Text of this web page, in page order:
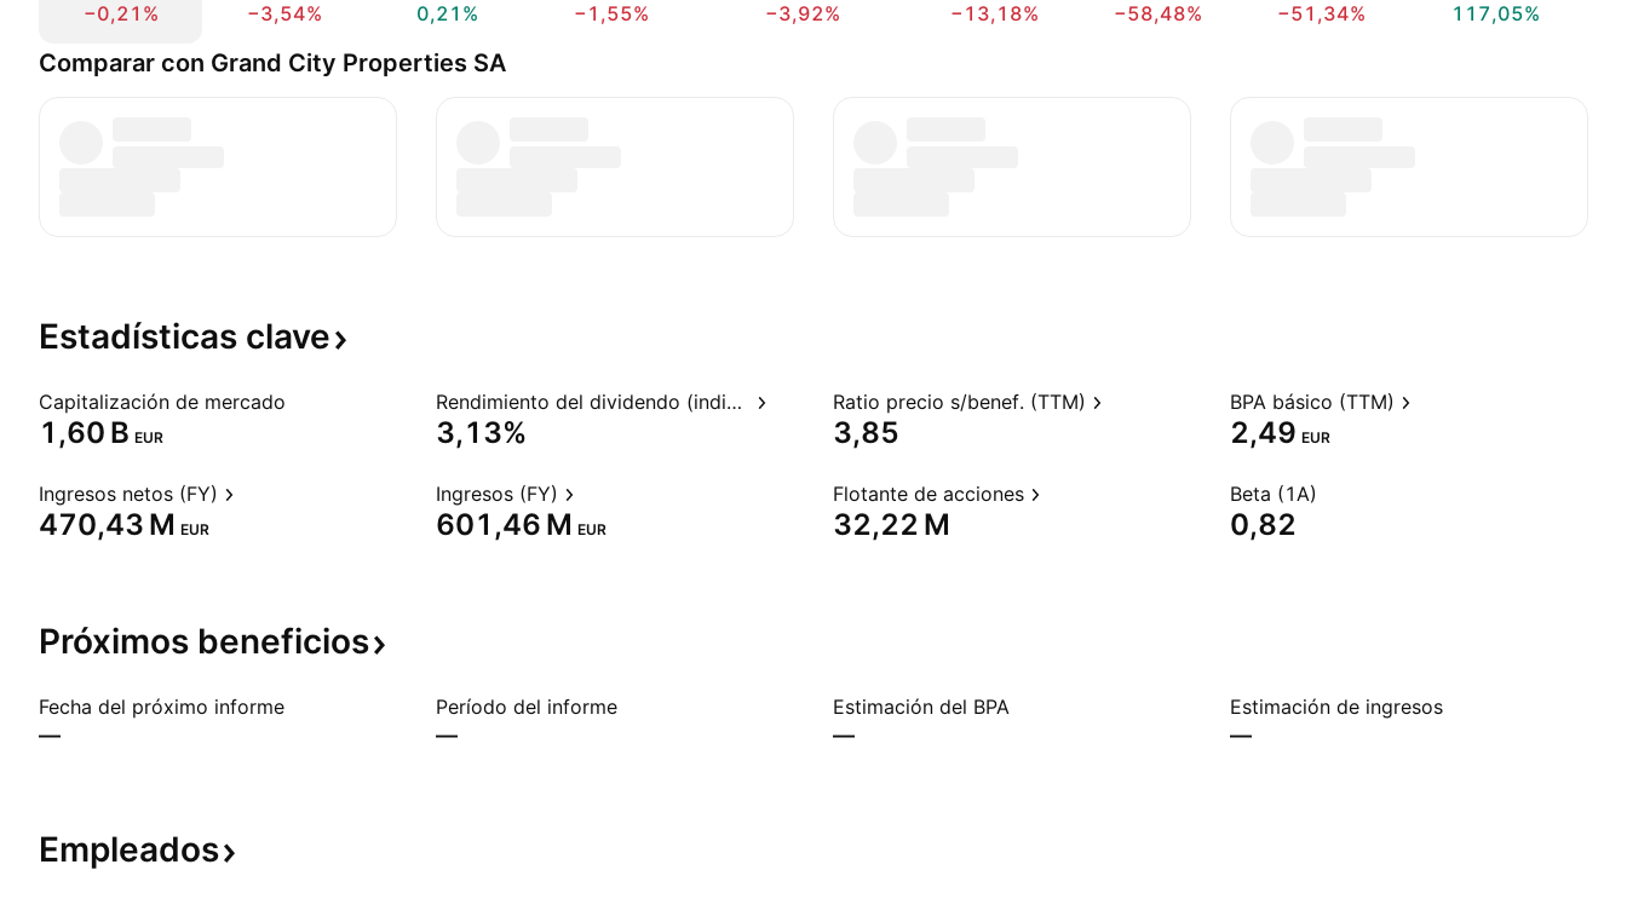
−0,21%
−3,54%
0,21%
−1,55%
−3,92%
−13,18%
−58,48%
−51,34%
117,05%
Comparar con Grand City Properties SA
Estadísticas clave
Capitalización de mercado
‪1,60 B‬ EUR
Rendimiento del dividendo (indicado)
3,13%
Ratio precio s/benef. (TTM)
3,85
BPA básico (TTM)
2,49 EUR
Ingresos netos (FY)
‪470,43 M‬ EUR
Ingresos (FY)
‪601,46 M‬ EUR
Flotante de acciones
‪32,22 M‬
Beta (1A)
0,82
Próximos beneficios
Fecha del próximo informe
—
Período del informe
—
Estimación del BPA
—
Estimación de ingresos
—
Empleados